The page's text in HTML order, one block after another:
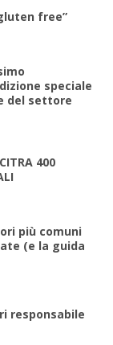
free”
speciale
del settore
400
più comuni
(e la guida
responsabile